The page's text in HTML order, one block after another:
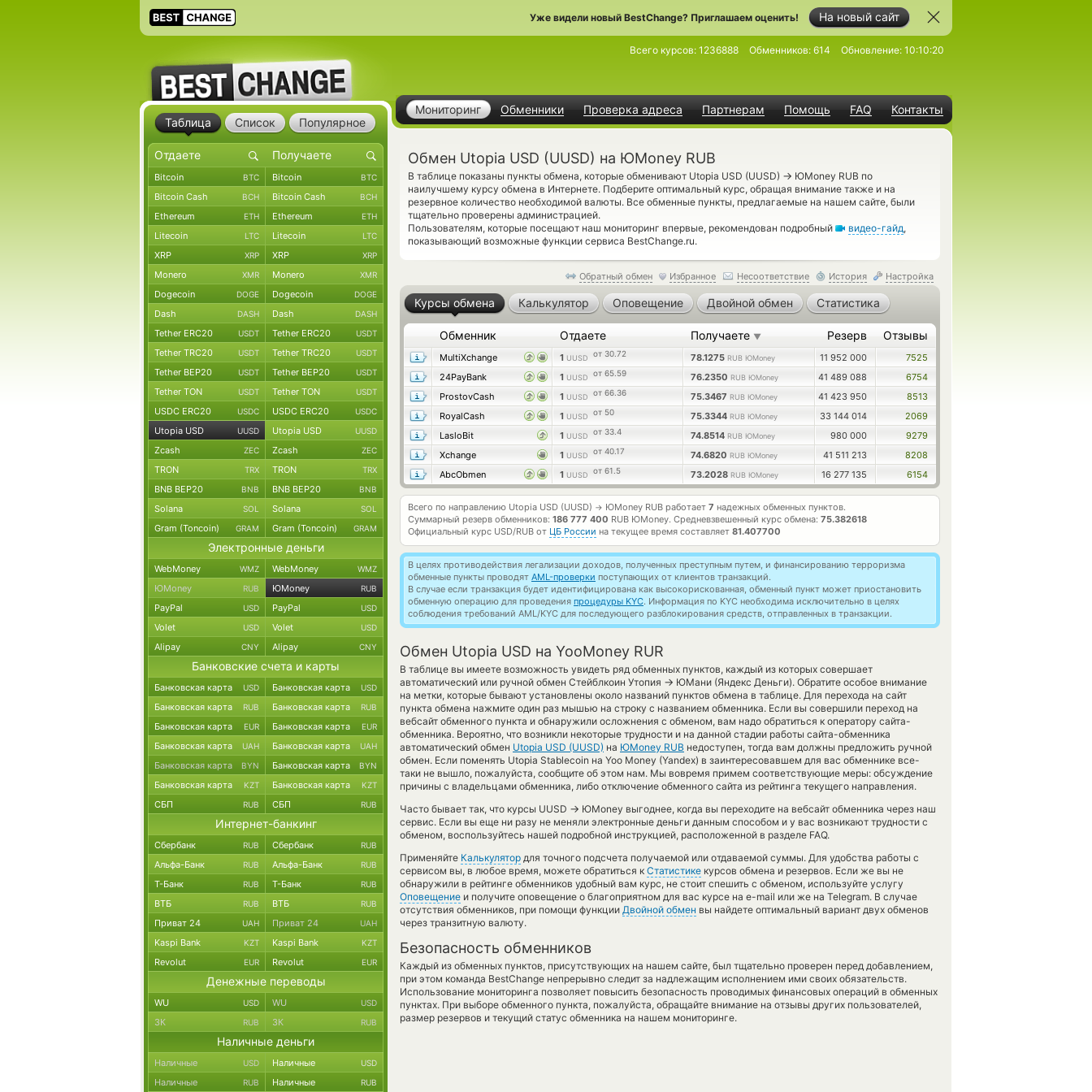
На новый сайт
Уже видели новый BestChange? Приглашаем оценить!
Мониторинг Обменники Проверка адреса Партнерам Помощь FAQ Контакты
Всего курсов: 1236888 Обменников: 614 Обновление: 10:10:20
Обмен Utopia USD (UUSD) на ЮMoney RUB
В таблице показаны пункты обмена, которые обменивают Utopia USD (UUSD) → ЮMoney RUB по
наилучшему курсу обмена в Интернете. Подберите оптимальный курс, обращая внимание также и на
резервное количество необходимой валюты. Все обменные пункты, предлагаемые на нашем сайте, были
тщательно проверены администрацией.
Пользователям, которые посещают наш мониторинг впервые, рекомендован подробный
видео-гайд,
показывающий возможные функции сервиса BestChange.ru.
Обратный обмен Избранное Несоответствие История Настройка
Курсы обмена Калькулятор Оповещение Двойной обмен Статистика
Обменник Отдаете Получаете ▼ Резерв Отзывы
MultiXchange 1 UUSD от 30.72 78.1275 RUB ЮMoney 11 952 000
7525
24PayBank
1 UUSD от 65.59 76.2350 RUB ЮMoney 41 489 088
6754
ProstovCash
1 UUSD от 66.36 75.3467 RUB ЮMoney 41 423 950
8513
RoyalCash
1 UUSD от 50 75.3344 RUB ЮMoney 33 144 014
2069
LasloBit
1 UUSD от 33.4 74.8514 RUB ЮMoney 980 000
9279
Xchange
1 UUSD от 40.17 74.6820 RUB ЮMoney 41 511 213
8208
AbcObmen
1 UUSD от 61.5 73.2028 RUB ЮMoney 16 277 135 6154
Всего по направлению Utopia USD (UUSD) → ЮMoney RUB работает 7 надежных обменных пунктов.
Суммарный резерв обменников: 186 777 400 RUB ЮMoney. Средневзвешенный курс обмена: 75.382618
Официальный курс USD/RUB от ЦБ России на текущее время составляет 81.407700
В целях противодействия легализации доходов, полученных преступным путем, и финансированию терроризма
обменные пункты проводят AML-проверки поступающих от клиентов транзакций.
В случае если транзакция будет идентифицирована как высокорискованная, обменный пункт может приостановить
обменную операцию для проведения процедуры KYC. Информация по KYC необходима исключительно в целях
соблюдения требований AML/KYC для последующего разблокирования средств, отправленных в транзакции.
Обмен Utopia USD на YooMoney RUR
В таблице вы имеете возможность увидеть ряд обменных пунктов, каждый из которых совершает
автоматический или ручной обмен Стейблкоин Утопия → ЮМани (Яндекс Деньги). Обратите особое внимание
на метки, которые бывают установлены около названий пунктов обмена в таблице. Для перехода на сайт
пункта обмена нажмите один раз мышью на строку с названием обменника. Если вы совершили переход на
вебсайт обменного пункта и обнаружили осложнения с обменом, вам надо обратиться к оператору сайта-
обменника. Вероятно, что возникли некоторые трудности и на данной стадии работы сайта-обменника
автоматический обмен Utopia USD (UUSD) на ЮMoney RUB недоступен, тогда вам должны предложить ручной
обмен. Если поменять Utopia Stablecoin на Yoo Money (Yandex) в заинтересовавшем для вас обменнике все-
таки не вышло, пожалуйста, сообщите об этом нам. Мы вовремя примем соответствующие меры: обсуждение
причины с владельцами обменника, либо отключение обменного сайта из рейтинга текущего направления.
Часто бывает так, что курсы UUSD → ЮMoney выгоднее, когда вы переходите на вебсайт обменника через наш
сервис. Если вы еще ни разу не меняли электронные деньги данным способом и у вас возникают трудности с
обменом, воспользуйтесь нашей подробной инструкцией, расположенной в разделе FAQ.
Применяйте Калькулятор для точного подсчета получаемой или отдаваемой суммы. Для удобства работы с
сервисом вы, в любое время, можете обратиться к Статистике курсов обмена и резервов. Если же вы не
обнаружили в рейтинге обменников удобный вам курс, не стоит спешить с обменом, используйте услугу
Оповещение и получите оповещение о благоприятном для вас курсе на e-mail или же на Telegram. В случае
отсутствия обменников, при помощи функции Двойной обмен вы найдете оптимальный вариант двух обменов
через транзитную валюту.
Безопасность обменников
Каждый из обменных пунктов, присутствующих на нашем сайте, был тщательно проверен перед добавлением,
при этом команда BestChange непрерывно следит за надлежащим исполнением ими своих обязательств.
Использование мониторинга позволяет повысить безопасность проводимых финансовых операций в обменных
пунктах. При выборе обменного пункта, пожалуйста, обращайте внимание на отзывы других пользователей,
размер резервов и текущий статус обменника на нашем мониторинге.
Таблица Список Популярное
Bitcoin BTC Bitcoin BTC
Bitcoin Cash BCH Bitcoin Cash BCH
Ethereum ETH Ethereum ETH
Litecoin LTC Litecoin LTC
XRP XRP XRP XRP
Monero XMR Monero XMR
Dogecoin DOGE Dogecoin DOGE
Dash DASH Dash DASH
Tether ERC20 USDT Tether ERC20 USDT
Tether TRC20 USDT Tether TRC20 USDT
Tether BEP20 USDT Tether BEP20 USDT
Tether TON USDT Tether TON USDT
USDC ERC20 USDC USDC ERC20 USDC
Utopia USD UUSD Utopia USD UUSD
Zcash ZEC Zcash ZEC
TRON TRX TRON TRX
BNB BEP20 BNB BNB BEP20 BNB
Solana SOL Solana SOL
Gram (Toncoin) GRAM Gram (Toncoin) GRAM
Электронные деньги
WebMoney WMZ WebMoney WMZ
ЮMoney RUB ЮMoney RUB
PayPal USD PayPal USD
Volet USD Volet USD
Alipay CNY Alipay CNY
Банковские счета и карты
Банковская карта USD Банковская карта USD
Банковская карта RUB Банковская карта RUB
Банковская карта EUR Банковская карта EUR
Банковская карта UAH Банковская карта UAH
Банковская карта BYN Банковская карта BYN
Банковская карта KZT Банковская карта KZT
СБП RUB СБП RUB
Интернет-банкинг
Сбербанк RUB Сбербанк RUB
Альфа-Банк RUB Альфа-Банк RUB
Т-Банк RUB Т-Банк RUB
ВТБ RUB ВТБ RUB
Приват 24 UAH Приват 24 UAH
Kaspi Bank KZT Kaspi Bank KZT
Revolut EUR Revolut EUR
Денежные переводы
WU USD WU USD
ЗК RUB ЗК RUB
Наличные деньги
Наличные USD Наличные USD
Наличные RUB Наличные RUB